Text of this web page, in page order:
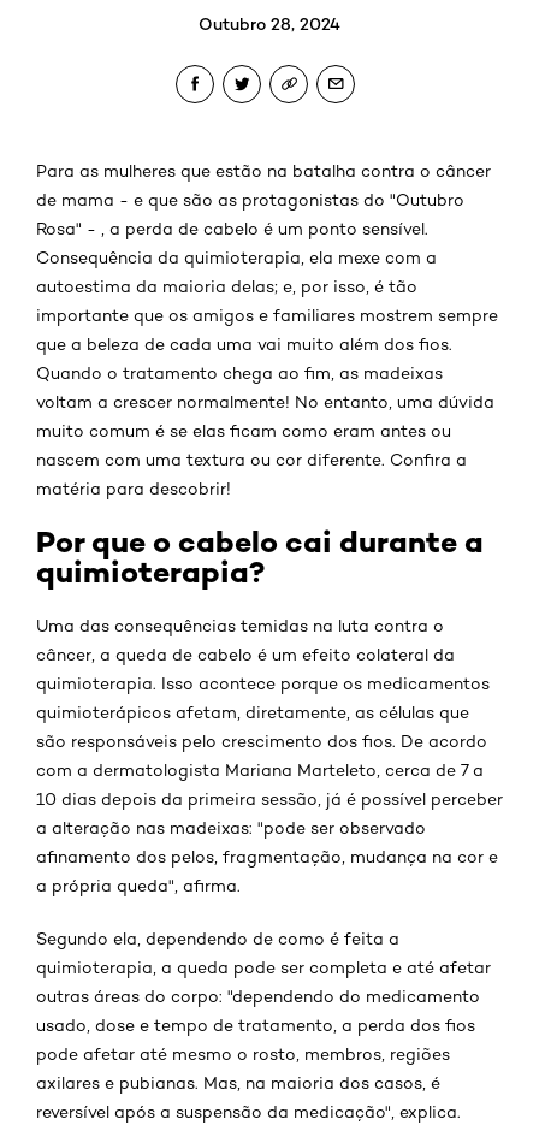
Outubro 28, 2024
Para as mulheres que estão na batalha contra o câncer
de mama - e que são as protagonistas do "Outubro
Rosa" - , a perda de cabelo é um ponto sensível.
Consequência da quimioterapia, ela mexe com a
autoestima da maioria delas; e, por isso, é tão
importante que os amigos e familiares mostrem sempre
que a beleza de cada uma vai muito além dos fios.
Quando o tratamento chega ao fim, as madeixas
voltam a crescer normalmente! No entanto, uma dúvida
muito comum é se elas ficam como eram antes ou
nascem com uma textura ou cor diferente. Confira a
matéria para descobrir!
Por que o cabelo cai durante a
quimioterapia?
Uma das consequências temidas na luta contra o
câncer, a queda de cabelo é um efeito colateral da
quimioterapia. Isso acontece porque os medicamentos
quimioterápicos afetam, diretamente, as células que
são responsáveis pelo crescimento dos fios. De acordo
com a dermatologista Mariana Marteleto, cerca de 7 a
10 dias depois da primeira sessão, já é possível perceber
a alteração nas madeixas: "pode ser observado
afinamento dos pelos, fragmentação, mudança na cor e
a própria queda", afirma.
Segundo ela, dependendo de como é feita a
quimioterapia, a queda pode ser completa e até afetar
outras áreas do corpo: "dependendo do medicamento
usado, dose e tempo de tratamento, a perda dos fios
pode afetar até mesmo o rosto, membros, regiões
axilares e pubianas. Mas, na maioria dos casos, é
reversível após a suspensão da medicação", explica.